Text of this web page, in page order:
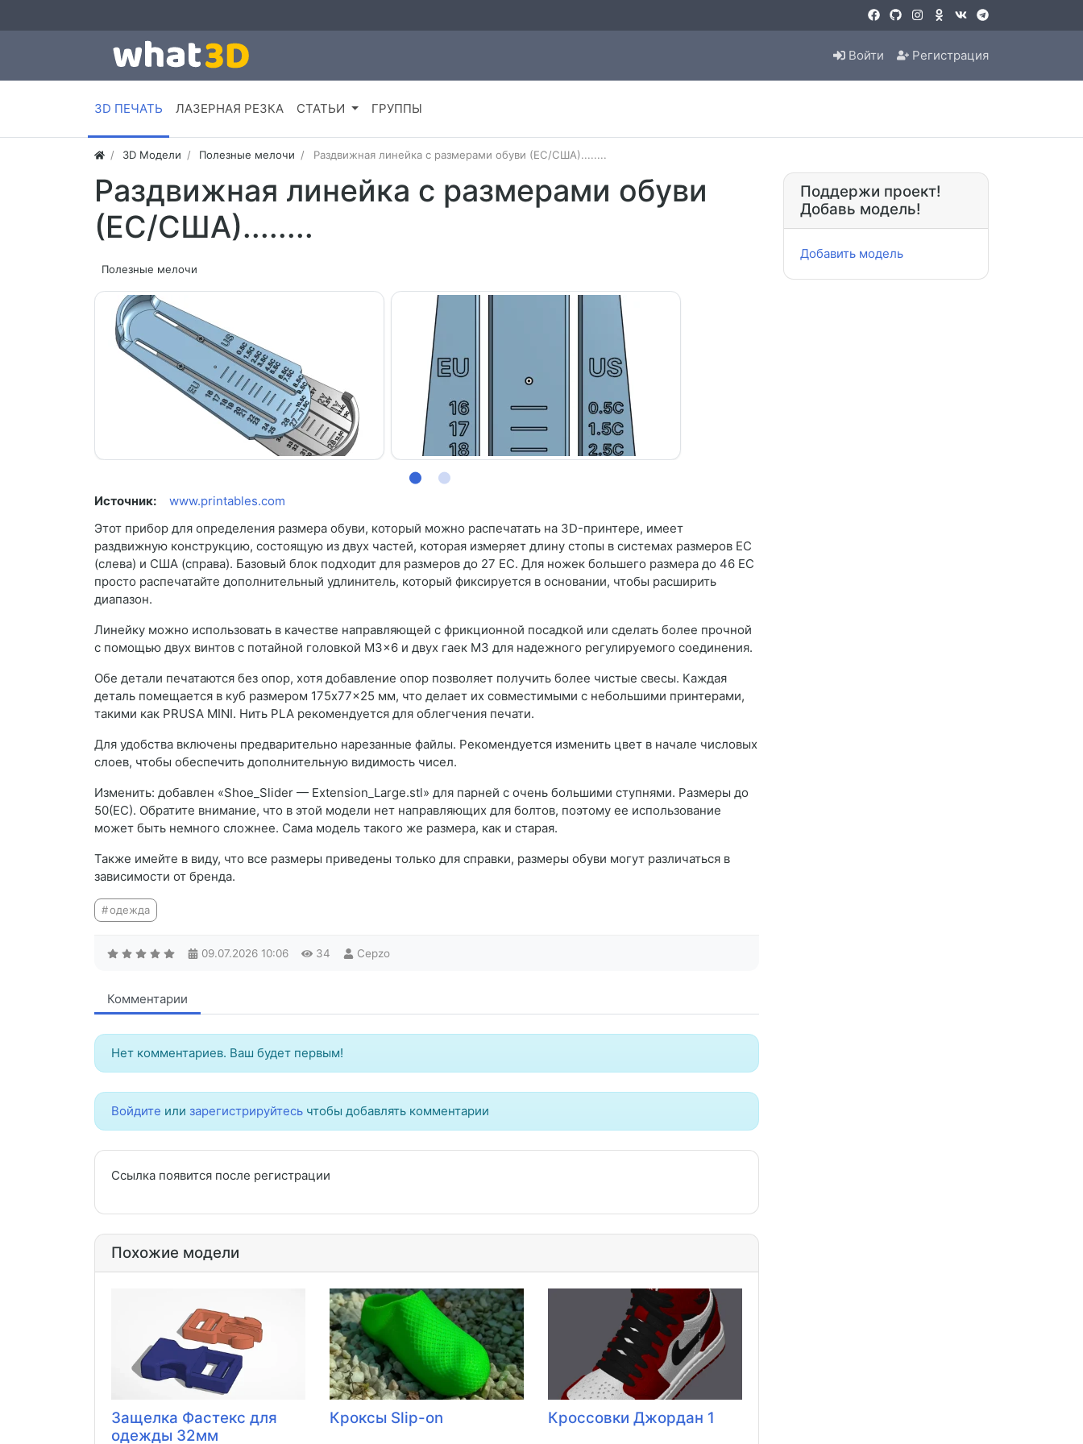
Войти Регистрация
3D ПЕЧАТЬ ЛАЗЕРНАЯ РЕЗКА СТАТЬИ ГРУППЫ
3D Модели Полезные мелочи Раздвижная линейка с размерами обуви (ЕС/США)........
Раздвижная линейка с размерами обуви
(ЕС/США)........
Полезные мелочи
Источник:
www.printables.com
Этот прибор для определения размера обуви, который можно распечатать на 3D-принтере, имеет
раздвижную конструкцию, состоящую из двух частей, которая измеряет длину стопы в системах размеров ЕС
(слева) и США (справа). Базовый блок подходит для размеров до 27 ЕС. Для ножек большего размера до 46 ЕС
просто распечатайте дополнительный удлинитель, который фиксируется в основании, чтобы расширить
диапазон.
Линейку можно использовать в качестве направляющей с фрикционной посадкой или сделать более прочной
с помощью двух винтов с потайной головкой M3x6 и двух гаек M3 для надежного регулируемого соединения.
Обе детали печатаются без опор, хотя добавление опор позволяет получить более чистые свесы. Каждая
деталь помещается в куб размером 175x77x25 мм, что делает их совместимыми с небольшими принтерами,
такими как PRUSA MINI. Нить PLA рекомендуется для облегчения печати.
Для удобства включены предварительно нарезанные файлы. Рекомендуется изменить цвет в начале числовых
слоев, чтобы обеспечить дополнительную видимость чисел.
Изменить: добавлен «Shoe_Slider — Extension_Large.stl» для парней с очень большими ступнями. Размеры до
50(ЕС). Обратите внимание, что в этой модели нет направляющих для болтов, поэтому ее использование
может быть немного сложнее. Сама модель такого же размера, как и старая.
Также имейте в виду, что все размеры приведены только для справки, размеры обуви могут различаться в
зависимости от бренда.
одежда
09.07.2026 10:06 34 Cepzo
Комментарии
Нет комментариев. Ваш будет первым!
Войдите или зарегистрируйтесь чтобы добавлять комментарии
Ссылка появится после регистрации
Похожие модели
Защелка Фастекс для
одежды 32мм
Кроксы Slip-on Кроссовки Джордан 1
Поддержи проект!
Добавь модель!
Добавить модель